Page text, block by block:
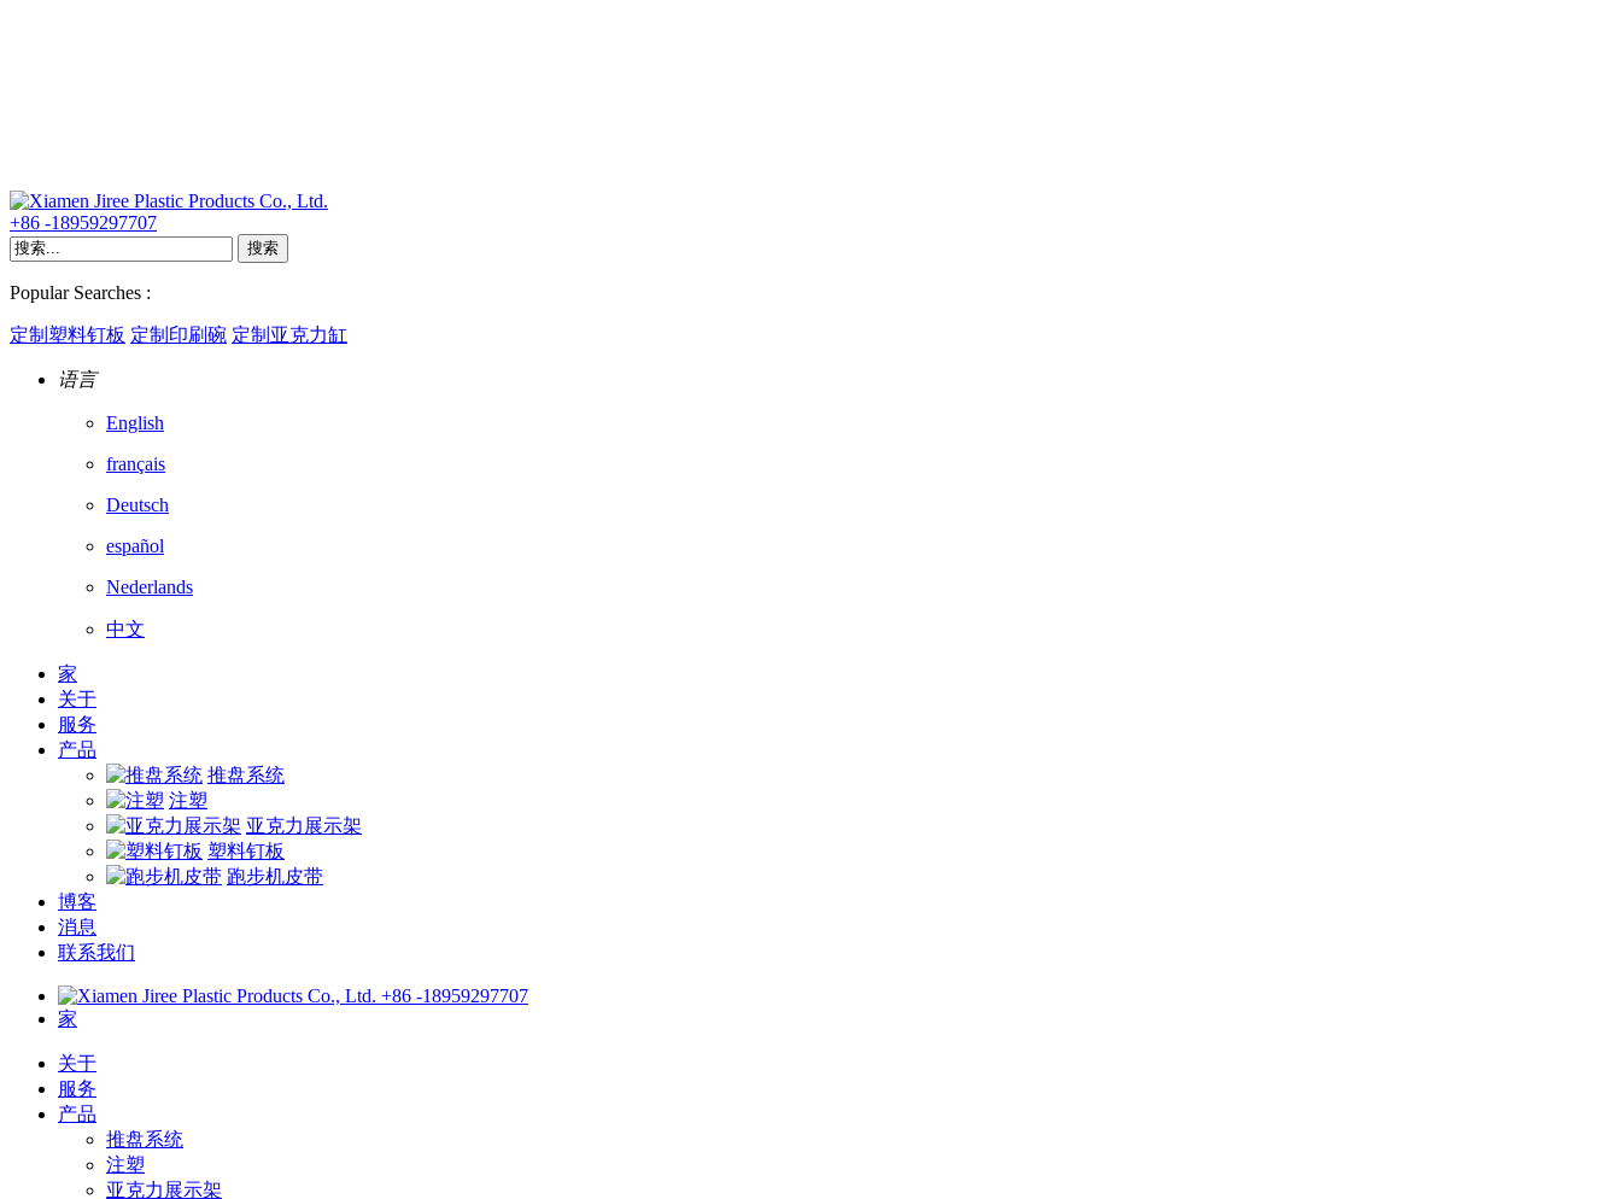
+86 -18959297707
Popular Searches :
定制塑料钉板 定制印刷碗 定制亚克力缸
语言
English
français
Deutsch
español
Nederlands
中文
家
关于
服务
产品
推盘系统
注塑
亚克力展示架
塑料钉板
跑步机皮带
博客
消息
联系我们
+86 -18959297707
家
关于
服务
产品
推盘系统
注塑
亚克力展示架